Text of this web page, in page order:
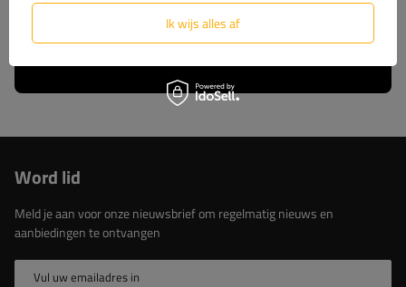
Lees meer over ons
Word lid
Meld je aan voor onze nieuwsbrief om regelmatig nieuws en
aanbiedingen te ontvangen
Vul uw emailadres in
Ik wijs alles af